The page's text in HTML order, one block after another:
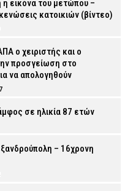
εικόνα του μετώπου –
κατοικιών (βίντεο)
ο χειριστής και ο
προσγείωση στο
να απολογηθούν
σε ηλικία 87 ετών
– 16χρονη